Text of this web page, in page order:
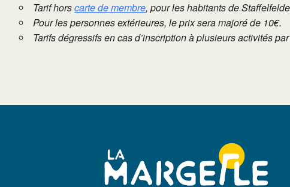
Tarif horscarte de membre, pour les habitants de
Pour les personnes extérieures, le prix sera majoré de 10€.
Tarifs dégressifs en cas d’inscription à plusieurs activités